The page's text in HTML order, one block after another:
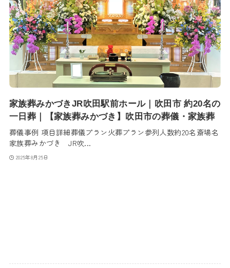
家族葬みかづきJR吹田駅前ホール｜吹田市 約20名の
一日葬｜【家族葬みかづき】吹田市の葬儀・家族葬
葬儀事例 項目詳細葬儀プラン火葬プラン参列人数約20名斎場名
家族葬みかづき JR吹...
2025年8月25日